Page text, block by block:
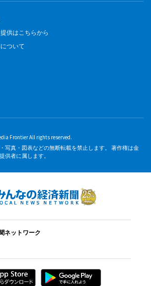
供はこちらから
ついて
Frontier All rights reserved.
写真・図表などの無断転載を禁止します。 著作権は金
供者に属します。
ネットワーク